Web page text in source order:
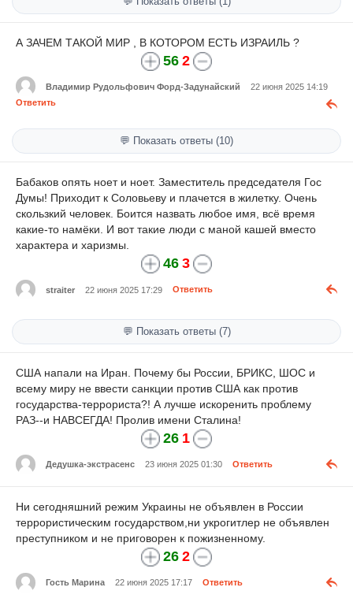
А ЗАЧЕМ ТАКОЙ МИР , В КОТОРОМ ЕСТЬ ИЗРАИЛЬ ?
56 2
Владимир Рудольфович Форд-Задунайский
22 июня 2025 14:19
Ответить
💬 Показать ответы (10)
Бабаков опять ноет и ноет. Заместитель председателя Гос
Думы! Приходит к Соловьеву и плачется в жилетку. Очень
скользкий человек. Боится назвать любое имя, всё время
какие-то намёки. И вот такие люди с маной кашей вместо
характера и харизмы.
46 3
straiter 22 июня 2025 17:29 Ответить
💬 Показать ответы (7)
США напали на Иран. Почему бы России, БРИКС, ШОС и
всему миру не ввести санкции против США как против
государства-террориста?! А лучше искоренить проблему
РАЗ--и НАВСЕГДА! Пролив имени Сталина!
26 1
Дедушка-экстрасенс 23 июня 2025 01:30 Ответить
Ни сегодняшний режим Украины не объявлен в России
террористическим государством,ни укрогитлер не объявлен
преступником и не приговорен к пожизненному.
26 2
Гость Марина 22 июня 2025 17:17 Ответить